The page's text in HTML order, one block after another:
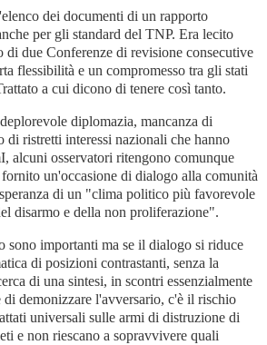
dei documenti di un rapporto
per gli standard del TNP. Era lecito
di due Conferenze di revisione consecutive
flessibilità e un compromesso tra gli stati
a cui dicono di tenere così tanto.
diplomazia, mancanza di
di ristretti interessi nazionali che hanno
alcuni osservatori ritengono comunque
un'occasione di dialogo alla comunità
di un "clima politico più favorevole
disarmo e della non proliferazione".
sono importanti ma se il dialogo si riduce
di posizioni contrastanti, senza la
di una sintesi, in scontri essenzialmente
demonizzare l'avversario, c'è il rischio
universali sulle armi di distruzione di
e non riescano a sopravvivere quali